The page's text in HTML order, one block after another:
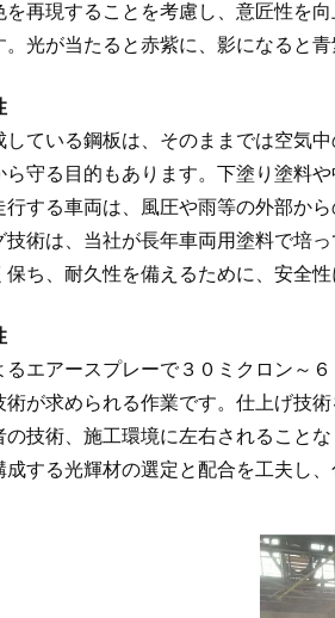
を再現することを考慮し、意匠性を
。光が当たると赤紫に、影になると
している鋼板は、そのままでは空気
ら守る目的もあります。下塗り塗料
行する車両は、風圧や雨等の外部か
術は、当社が長年車両用塗料で培っ
ち、耐久性を備えるために、安全
るエアースプレーで３０ミクロン～
が求められる作業です。仕上げ技
技術、施工環境に左右されること
成する光輝材の選定と配合を工夫し